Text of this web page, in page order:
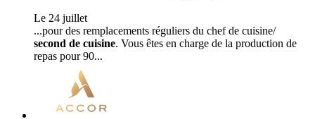
Le 24 juillet
...pour des remplacements réguliers du chef de cuisine/
second de cuisine. Vous êtes en charge de la production de
repas pour 90...